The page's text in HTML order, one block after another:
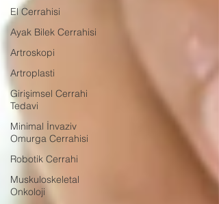
El Cerrahisi
Ayak Bilek Cerrahisi
Artroskopi
Artroplasti
Girişimsel Cerrahi
Tedavi
Minimal İnvaziv
Omurga Cerrahisi
Robotik Cerrahi
Muskuloskeletal
Onkoloji